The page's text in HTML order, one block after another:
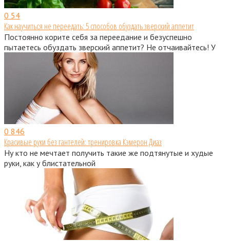
0 54
Как научиться не переедать: 5 способов обуздать зверский аппетит
Постоянно корите себя за переедание и безуспешно
пытаетесь обуздать зверский аппетит? Не отчаивайтесь! У
0 846
Красивые руки без гантелей: тренировка Кэмерон Диаз
Ну кто не мечтает получить такие же подтянутые и худые
руки, как у блистательной